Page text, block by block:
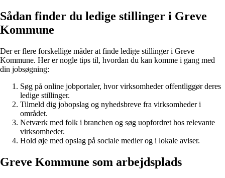
Sådan finder du ledige stillinger i Greve
Kommune
Der er flere forskellige måder at finde ledige stillinger i Greve
Kommune. Her er nogle tips til, hvordan du kan komme i gang med
din jobsøgning:
Søg på online jobportaler, hvor virksomheder offentliggør deres
ledige stillinger.
Tilmeld dig jobopslag og nyhedsbreve fra virksomheder i
området.
Netværk med folk i branchen og søg uopfordret hos relevante
virksomheder.
Hold øje med opslag på sociale medier og i lokale aviser.
Greve Kommune som arbejdsplads